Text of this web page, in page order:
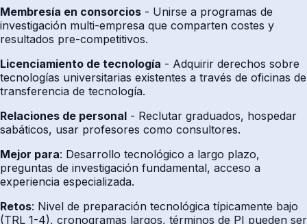
Membresía en consorcios - Unirse a programas de
investigación multi-empresa que comparten costes y
resultados pre-competitivos.
Licenciamiento de tecnología - Adquirir derechos sobre
tecnologías universitarias existentes a través de oficinas de
transferencia de tecnología.
Relaciones de personal - Reclutar graduados, hospedar
sabáticos, usar profesores como consultores.
Mejor para: Desarrollo tecnológico a largo plazo,
preguntas de investigación fundamental, acceso a
experiencia especializada.
Retos: Nivel de preparación tecnológica típicamente bajo
(TRL 1-4), cronogramas largos, términos de PI pueden ser